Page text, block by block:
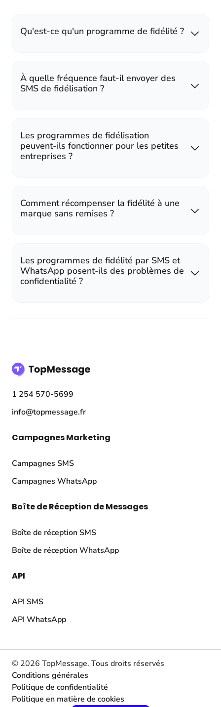
Qu'est-ce qu'un programme de fidélité ?
À quelle fréquence faut-il envoyer des
SMS de fidélisation ?
Les programmes de fidélisation
peuvent-ils fonctionner pour les petites
entreprises ?
Comment récompenser la fidélité à une
marque sans remises ?
Les programmes de fidélité par SMS et
WhatsApp posent-ils des problèmes de
confidentialité ?
1 254 570-5699
info@topmessage.fr
Campagnes Marketing
Campagnes SMS
Campagnes WhatsApp
Boîte de Réception de Messages
Boîte de réception SMS
Boîte de réception WhatsApp
API
API SMS
API WhatsApp
© 2026 TopMessage. Tous droits réservés
Conditions générales
Politique de confidentialité
Politique en matière de cookies